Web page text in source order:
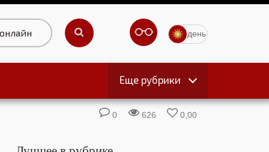
день
Еще рубрики
0 626 0,00